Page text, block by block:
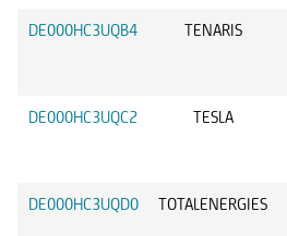
DE000HC3UQB4 TENARIS
DE000HC3UQC2 TESLA
DE000HC3UQD0 TOTALENERGIES